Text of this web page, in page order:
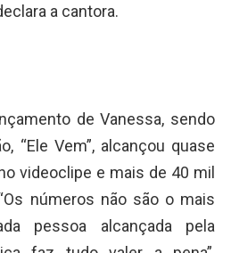
a cantora.
de Vanessa, sendo
“Ele Vem”, alcançou quase
videoclipe e mais de 40 mil
números não são o mais
pessoa alcançada pela